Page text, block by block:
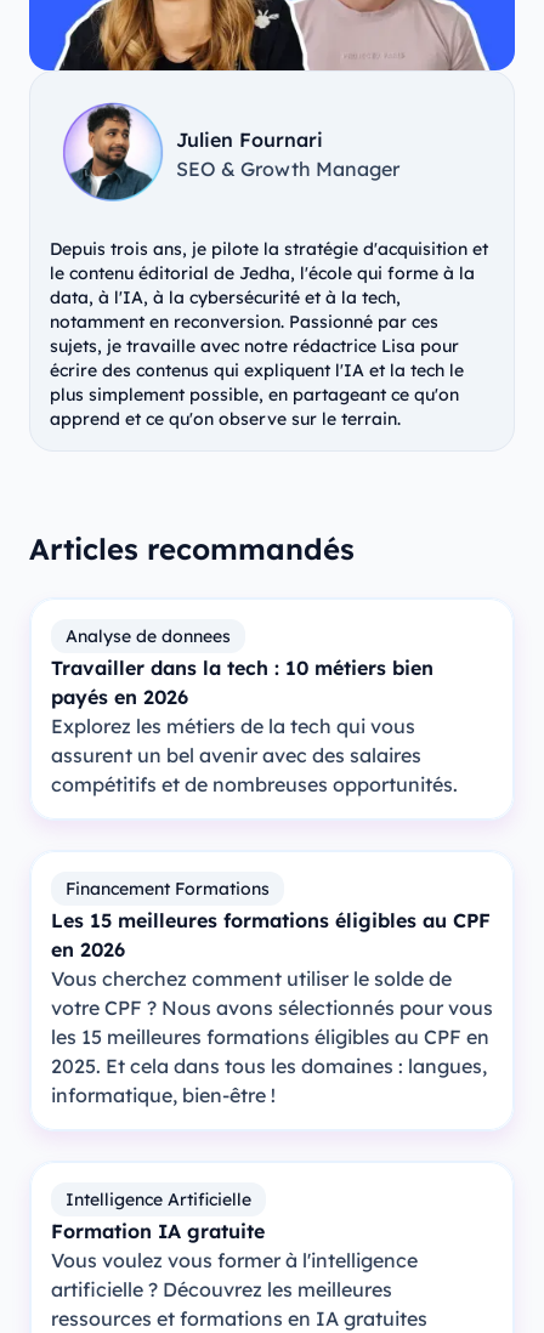
Julien Fournari
SEO & Growth Manager
Depuis trois ans, je pilote la stratégie d'acquisition et
le contenu éditorial de Jedha, l'école qui forme à la
data, à l'IA, à la cybersécurité et à la tech,
notamment en reconversion. Passionné par ces
sujets, je travaille avec notre rédactrice Lisa pour
écrire des contenus qui expliquent l'IA et la tech le
plus simplement possible, en partageant ce qu'on
apprend et ce qu'on observe sur le terrain.
Articles recommandés
Analyse de donnees
Travailler dans la tech : 10 métiers bien
payés en 2026
Explorez les métiers de la tech qui vous
assurent un bel avenir avec des salaires
compétitifs et de nombreuses opportunités.
Financement Formations
Les 15 meilleures formations éligibles au CPF
en 2026
Vous cherchez comment utiliser le solde de
votre CPF ? Nous avons sélectionnés pour vous
les 15 meilleures formations éligibles au CPF en
2025. Et cela dans tous les domaines : langues,
informatique, bien-être !
Intelligence Artificielle
Formation IA gratuite
Vous voulez vous former à l'intelligence
artificielle ? Découvrez les meilleures
ressources et formations en IA gratuites